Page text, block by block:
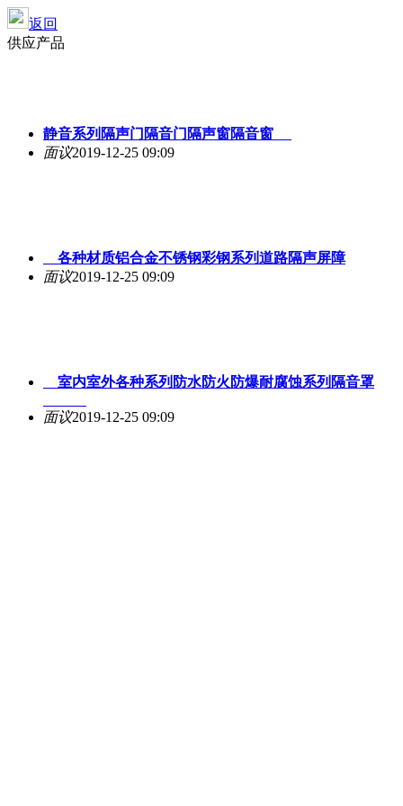
返回
供应产品
静音系列隔声门隔音门隔声窗隔音窗
面议2019-12-25 09:09
各种材质铝合金不锈钢彩钢系列道路隔声屏障
面议2019-12-25 09:09
室内室外各种系列防水防火防爆耐腐蚀系列隔音罩
面议2019-12-25 09:09